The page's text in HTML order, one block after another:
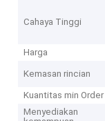
Cahaya Tinggi
Harga
Kemasan rincian
Kuantitas min Order
Menyediakan